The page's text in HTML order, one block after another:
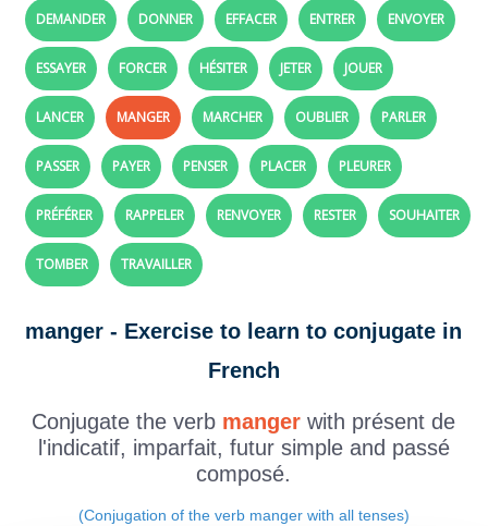
DEMANDER DONNER EFFACER ENTRER ENVOYER
ESSAYER FORCER HÉSITER JETER JOUER
LANCER MANGER MARCHER OUBLIER PARLER
PASSER PAYER PENSER PLACER PLEURER
PRÉFÉRER RAPPELER RENVOYER RESTER SOUHAITER
TOMBER TRAVAILLER
manger - Exercise to learn to conjugate in
French
Conjugate the verb manger with présent de
l'indicatif, imparfait, futur simple and passé
composé.
(Conjugation of the verb manger with all tenses)